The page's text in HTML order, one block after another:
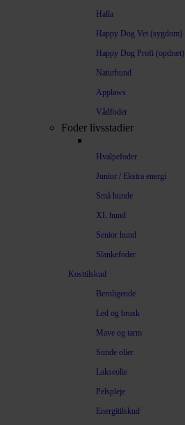
Halla
Happy Dog Vet (sygdom)
Happy Dog Profi (opdræt)
Naturhund
Applaws
Vådfoder
Foder livsstadier
Hvalpefoder
Junior / Ekstra energi
Små hunde
XL hund
Senior hund
Slankefoder
Kosttilskud
Beroligende
Led og brusk
Mave og tarm
Sunde olier
Lakseolie
Pelspleje
Energitilskud